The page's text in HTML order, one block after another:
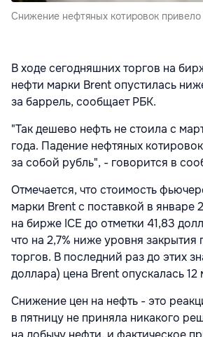
Снижение нефтяных котировок
В ходе сегодняшних торгов на
нефти марки Brent опустилась
за баррель, сообщает РБК.
"Так дешево нефть не стоила с
года. Падение нефтяных
за собой рубль", - говорится в
​Отмечается, что стоимость
марки Brent с поставкой в январе
на бирже ICE до отметки 41,83
что на 2,7% ниже уровня
торгов. В последний раз до этих
доллара) цена Brent опускалась
Снижение цен на нефть - это
в пятницу не приняла никакого